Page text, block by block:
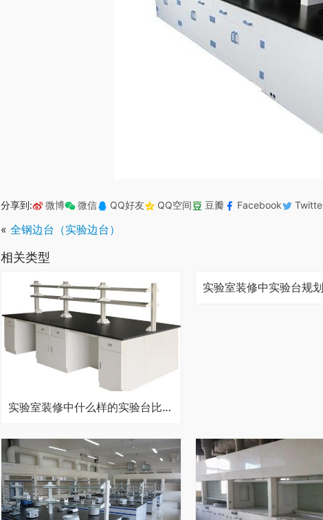
分享到: 微博 微信 QQ好友 QQ空间 豆瓣 Facebook
« 全钢边台（实验边台）
相关类型
实验室装修中什么样的实验台比较好？